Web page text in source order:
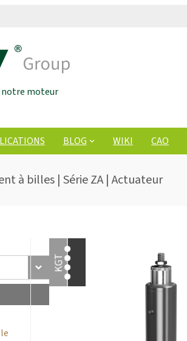
notre moteur
BLOG WIKI CAO
à billes | Série ZA | Actuateur